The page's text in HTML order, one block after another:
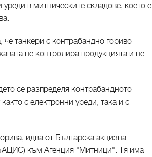
в митническите складове, което е
танкери с контрабандно гориво
не контролира продукцията и не
се разпределя контрабандното
с електронни уреди, така и с
идва от Българска акцизна
към Агенция "Митници". Тя има